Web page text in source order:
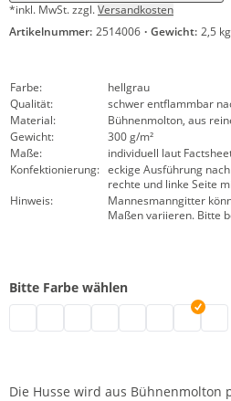
*inkl. MwSt. zzgl.Versandkosten
Artikelnummer: 2514006 · Gewicht: 2,5
Farbe:
hellgrau
Qualität:
schwer entflammbar
Material:
Bühnenmolton, aus
Gewicht:
300 g/m²
Maße:
individuell laut
Konfektionierung: eckige Ausführung
rechte und linke Seite
Hinweis:
Mannesmanngitter
Maßen variieren. Bitte
Bitte Farbe wählen
Moltonhusse B1 | schwarz
Moltonhusse B1 | weiß
Moltonhusse B1 |
Moltonhusse B1 |
Moltonhusse
Die Husse wird aus Bühnenmolton